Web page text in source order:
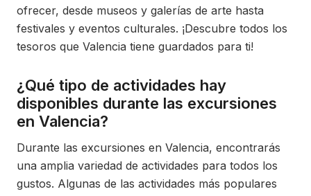
ofrecer, desde museos y galerías de arte hasta
festivales y eventos culturales. ¡Descubre todos los
tesoros que Valencia tiene guardados para ti!
¿Qué tipo de actividades hay
disponibles durante las excursiones
en Valencia?
Durante las excursiones en Valencia, encontrarás
una amplia variedad de actividades para todos los
gustos. Algunas de las actividades más populares